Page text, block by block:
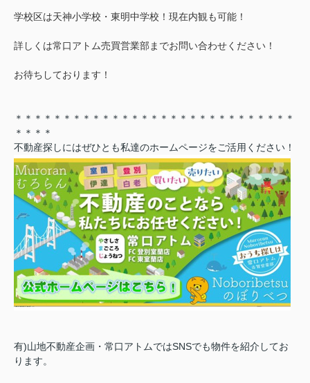
学校区は天神小学校・東明中学校！現在内観も可能！
詳しくは常口アトム売買営業部までお問い合わせください！
お待ちしております！
＊＊＊＊＊＊＊＊＊＊＊＊＊＊＊＊＊＊＊＊＊＊＊＊＊＊＊＊＊
＊＊＊＊
不動産探しにはぜひとも私達のホームページをご活用ください！
有)山地不動産企画・常口アトムではSNSでも物件を紹介してお
ります。